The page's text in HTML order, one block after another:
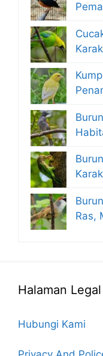
Ras,
Halaman Legal
Hubungi Kami